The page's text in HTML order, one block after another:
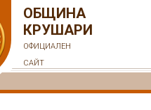
ОБЩИНА
КРУШАРИ
ОФИЦИАЛЕН
САЙТ